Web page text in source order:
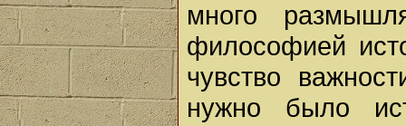
много
философией
чувство
нужно было